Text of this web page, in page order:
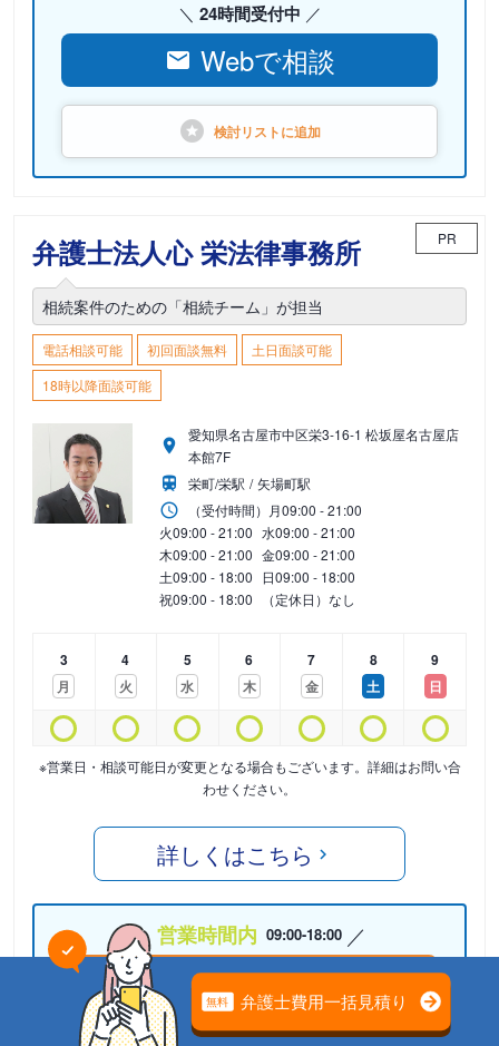
24時間受付中
Webで相談
検討リストに追加
弁護士法人心 栄法律事務所 PR
相続案件のための「相続チーム」が担当
電話相談可能 初回面談無料
土日面談可能
18時以降面談可能
愛知県名古屋市中区栄3-16-1 松坂屋名古屋店
本館7F
栄町/栄駅
矢場町駅
（受付時間） 月09:00 - 21:00
火09:00 - 21:00 水09:00 - 21:00
木09:00 - 21:00 金09:00 - 21:00
土09:00 - 18:00 日09:00 - 18:00
祝09:00 - 18:00 （定休日）なし
3
月
4
火
5
水
6
木
7
金
8
土
9
日
※営業日・相談可能日が変更となる場合もございます。詳細はお問い合
わせください。
詳しくはこちら
営業時間内 09:00-18:00
05075864983
24時間受付中